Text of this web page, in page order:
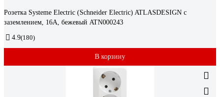
Розетка Systeme Electric (Schneider Electric) ATLASDESIGN с
заземлением, 16А, бежевый ATN000243
4.9(180)
В корзину